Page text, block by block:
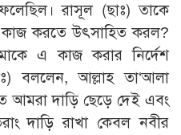
রাসূল (ছাঃ) তাকে
করতে উৎসাহিত করল?
এ কাজ করার নির্দেশ
বললেন, আল্লাহ তা‘আলা
আমরা দাড়ি ছেড়ে দেই এবং
দাড়ি রাখা কেবল নবীর